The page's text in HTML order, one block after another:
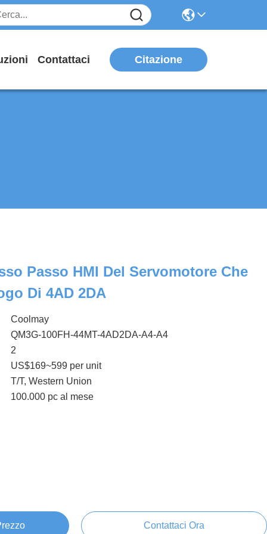
Contattaci Citazione
Passo HMI Del Servomotore Che
Di 4AD 2DA
Coolmay
QM3G-100FH-44MT-4AD2DA-A4-A4
2
US$169~599 per unit
T/T, Western Union
100.000 pc al mese
Contattaci Ora